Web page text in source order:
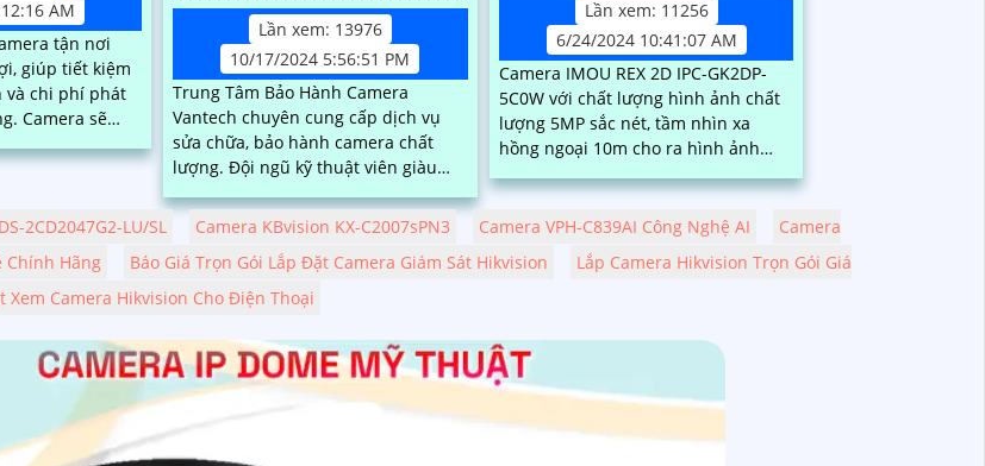
AM
tận nơi
giúp tiết kiệm
và chi phí phát
sẽ
phục sự cố ngay
nhanh chóng,
Lần xem: 13976
10/17/2024 5:56:51 PM
Trung Tâm Bảo Hành Camera
Vantech chuyên cung cấp dịch vụ
sửa chữa, bảo hành camera chất
lượng. Đội ngũ kỹ thuật viên giàu
kinh nghiệm, nhiệt tình sẽ giúp bạn
khắc phục sự cố nhanh chóng và
Lần xem: 11256
6/24/2024 10:41:07 AM
Camera IMOU REX 2D IPC-GK2DP-
5C0W với chất lượng hình ảnh chất
lượng 5MP sắc nét, tầm nhìn xa
hồng ngoại 10m cho ra hình ảnh
chất lượng trong điều kiện ánh sáng
yếu. Một trong...
2CD2047G2-LU/SL Camera KBvision KX-C2007sPN3 Camera VPH-C839AI Công Nghệ AI
Camera
Chính Hãng Báo Giá Trọn Gói Lắp Đặt Camera Giám Sát Hikvision
Lắp Camera Hikvision Trọn Gói Giá
Xem Camera Hikvision Cho Điện Thoại